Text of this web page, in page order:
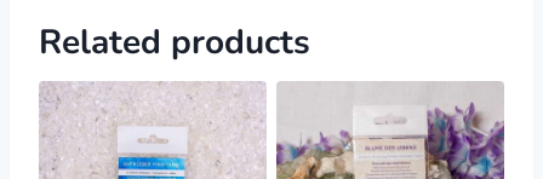
Related products